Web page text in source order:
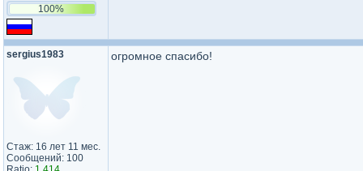
100%
sergius1983
Стаж: 16 лет 11 мес.
Сообщений: 100
огромное спасибо!